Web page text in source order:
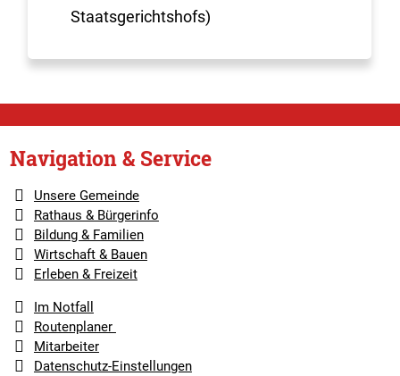
Staatsgerichtshofs)
Navigation & Service
Unsere Gemeinde
Rathaus & Bürgerinfo
Bildung & Familien
Wirtschaft & Bauen
Erleben & Freizeit
Im Notfall
Routenplaner
Mitarbeiter
Datenschutz-Einstellungen